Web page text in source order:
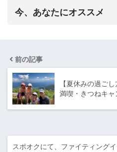
今、あなたにオススメ
前の記事
【夏休みの過ご
満喫・きつねキ
スポオクにて、ファイティング